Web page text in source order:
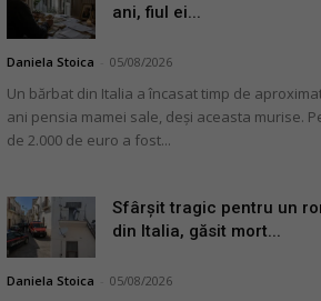
ani, fiul ei...
Daniela Stoica 05/08/2026
Un bărbat din Italia a încasat timp de
ani pensia mamei sale, deși aceasta murise.
de 2.000 de euro a fost...
Sfârșit tragic pentru un
din Italia, găsit mort...
Daniela Stoica 05/08/2026